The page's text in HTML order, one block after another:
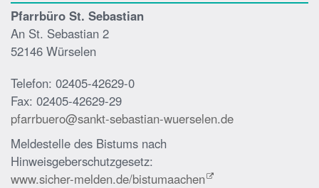
Pfarrbüro St. Sebastian
An St. Sebastian 2
52146 Würselen
Telefon: 02405-42629-0
Fax: 02405-42629-29
pfarrbuero@sankt-sebastian-wuerselen.de
Meldestelle des Bistums nach
Hinweisgeberschutzgesetz:
www.sicher-melden.de/bistumaachen